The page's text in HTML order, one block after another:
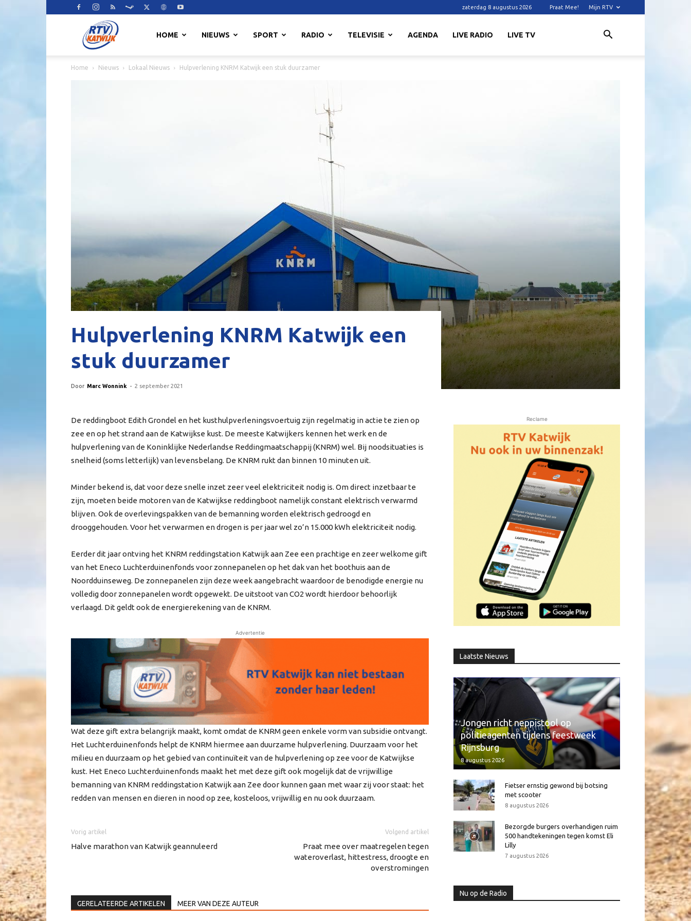
zaterdag 8 augustus 2026 Praat Mee! Mijn RTV
HOME NIEUWS SPORT RADIO TELEVISIE AGENDA LIVE RADIO LIVE TV
Home Nieuws Lokaal Nieuws Hulpverlening KNRM Katwijk een stuk duurzamer
Hulpverlening KNRM Katwijk een
stuk duurzamer
Door Marc Wonnink - 2 september 2021
De reddingboot Edith Grondel en het kusthulpverleningsvoertuig zijn regelmatig in actie te zien op
zee en op het strand aan de Katwijkse kust. De meeste Katwijkers kennen het werk en de
hulpverlening van de Koninklijke Nederlandse Reddingmaatschappij (KNRM) wel. Bij noodsituaties is
snelheid (soms letterlijk) van levensbelang. De KNRM rukt dan binnen 10 minuten uit.
Minder bekend is, dat voor deze snelle inzet zeer veel elektriciteit nodig is. Om direct inzetbaar te
zijn, moeten beide motoren van de Katwijkse reddingboot namelijk constant elektrisch verwarmd
blijven. Ook de overlevingspakken van de bemanning worden elektrisch gedroogd en
drooggehouden. Voor het verwarmen en drogen is per jaar wel zo’n 15.000 kWh elektriciteit nodig.
Eerder dit jaar ontving het KNRM reddingstation Katwijk aan Zee een prachtige en zeer welkome gift
van het Eneco Luchterduinenfonds voor zonnepanelen op het dak van het boothuis aan de
Noordduinseweg. De zonnepanelen zijn deze week aangebracht waardoor de benodigde energie nu
volledig door zonnepanelen wordt opgewekt. De uitstoot van CO2 wordt hierdoor behoorlijk
verlaagd. Dit geldt ook de energierekening van de KNRM.
Advertentie
Wat deze gift extra belangrijk maakt, komt omdat de KNRM geen enkele vorm van subsidie ontvangt.
Het Luchterduinenfonds helpt de KNRM hiermee aan duurzame hulpverlening. Duurzaam voor het
milieu en duurzaam op het gebied van continuïteit van de hulpverlening op zee voor de Katwijkse
kust. Het Eneco Luchterduinenfonds maakt het met deze gift ook mogelijk dat de vrijwillige
bemanning van KNRM reddingstation Katwijk aan Zee door kunnen gaan met waar zij voor staat: het
redden van mensen en dieren in nood op zee, kosteloos, vrijwillig en nu ook duurzaam.
Vorig artikel
Halve marathon van Katwijk geannuleerd
Volgend artikel
Praat mee over maatregelen tegen
wateroverlast, hittestress, droogte en
overstromingen
GERELATEERDE ARTIKELEN MEER VAN DEZE AUTEUR
Reclame
Laatste Nieuws
Jongen richt neppistool op
politieagenten tijdens feestweek
Rijnsburg
8 augustus 2026
Fietser ernstig gewond bij botsing
met scooter
8 augustus 2026
Bezorgde burgers overhandigen ruim
500 handtekeningen tegen komst Eli
Lilly
7 augustus 2026
Nu op de Radio